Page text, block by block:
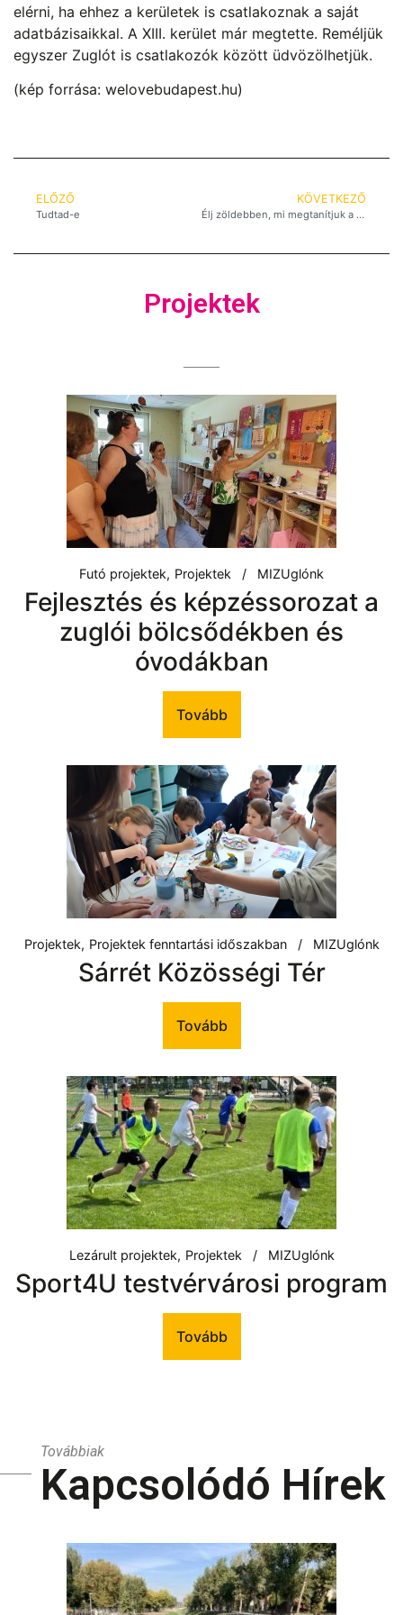
elérni, ha ehhez a kerületek is csatlakoznak a saját
adatbázisaikkal. A XIII. kerület már megtette. Reméljük
egyszer Zuglót is csatlakozók között üdvözölhetjük.
(kép forrása: welovebudapest.hu)
ELŐZŐ
Tudtad-e
KÖVETKEZŐ
Élj zöldebben, mi megtanítjuk a praktikákat
Projektek
Futó projektek Projektek MIZUglónk
Fejlesztés és képzéssorozat a
zuglói bölcsődékben és
óvodákban
Tovább
Projektek Projektek fenntartási időszakban MIZUglónk
Sárrét Közösségi Tér
Tovább
Lezárult projektek Projektek MIZUglónk
Sport4U testvérvárosi program
Tovább
Továbbiak
Kapcsolódó Hírek